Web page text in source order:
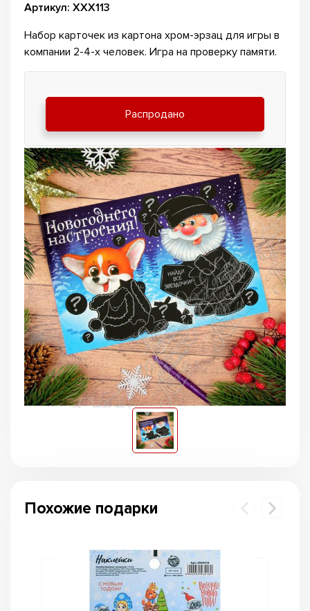
Артикул: ХХХ113
Набор карточек из картона хром-эрзац для игры в
компании 2-4-х человек. Игра на проверку памяти.
Распродано
Похожие подарки